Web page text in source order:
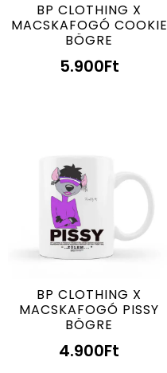
BP CLOTHING X
MACSKAFOGÓ COOKIE
BÖGRE
5.900Ft
BP CLOTHING X
MACSKAFOGÓ PISSY
BÖGRE
4.900Ft